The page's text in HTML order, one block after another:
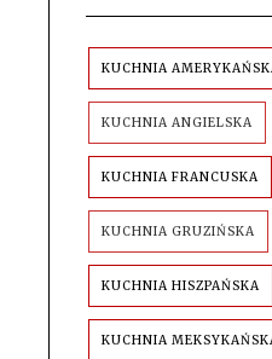
KUCHNIA
KUCHNIA ANGIELSKA
KUCHNIA FRANCUSKA
KUCHNIA GRUZIŃSKA
KUCHNIA HISZPAŃSKA
KUCHNIA